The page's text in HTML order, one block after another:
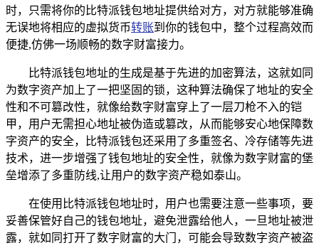
时，只需将你的比特派钱包地址提供给对方，对方就能够准确
无误地将相应的虚拟货币转账到你的钱包中，整个过程高效而
便捷,仿佛一场顺畅的数字财富接力。
比特派钱包地址的生成是基于先进的加密算法，这就如同
为数字资产加上了一把坚固的锁，这种算法确保了地址的安全
性和不可篡改性，就像给数字财富穿上了一层刀枪不入的铠
甲，用户无需担心地址被伪造或篡改，从而能够安心地保障数
字资产的安全，比特派钱包还采用了多重签名、冷存储等先进
技术，进一步增强了钱包地址的安全性，就像为数字财富的堡
垒增添了多重防线,让用户的数字资产稳如泰山。
在使用比特派钱包地址时，用户也需要注意一些事项，要
妥善保管好自己的钱包地址，避免泄露给他人，一旦地址被泄
露，就如同打开了数字财富的大门，可能会导致数字资产被盗